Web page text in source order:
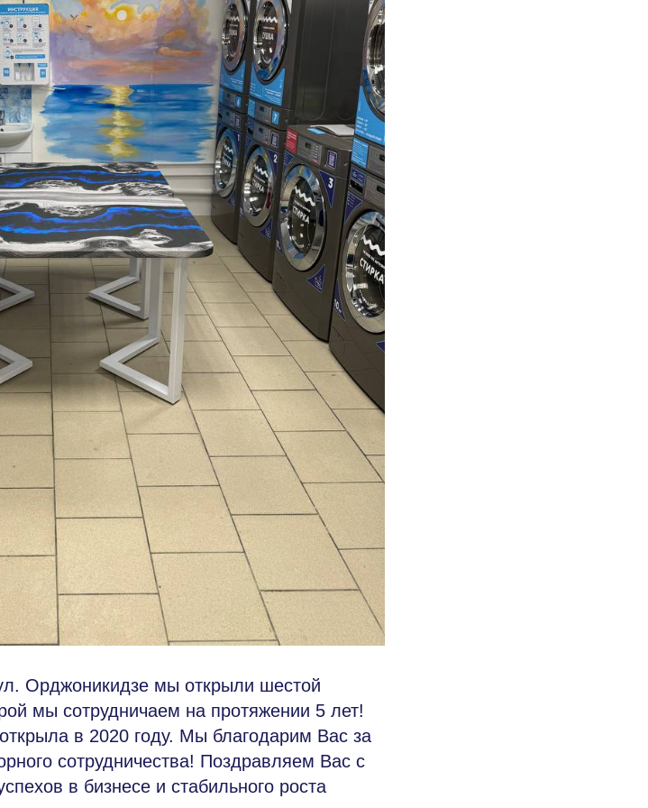
Орджоникидзе мы открыли шестой
мы сотрудничаем на протяжении 5 лет!
в 2020 году. Мы благодарим Вас за
сотрудничества! Поздравляем Вас с
в бизнесе и стабильного роста